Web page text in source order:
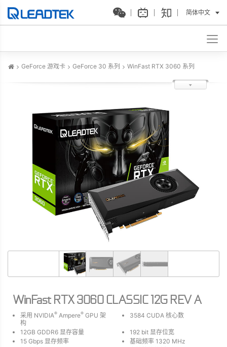
简体中文
GeForce 游戏卡 GeForce 30 系列 WinFast RTX 3060 系列
WinFast RTX 3060 CLASSIC 12G REV A
采用 NVIDIA® Ampere® GPU 架
构
3584 CUDA 核心数
12GB GDDR6 显存容量
192 bit 显存位宽
15 Gbps 显存频率
基础频率 1320 MHz